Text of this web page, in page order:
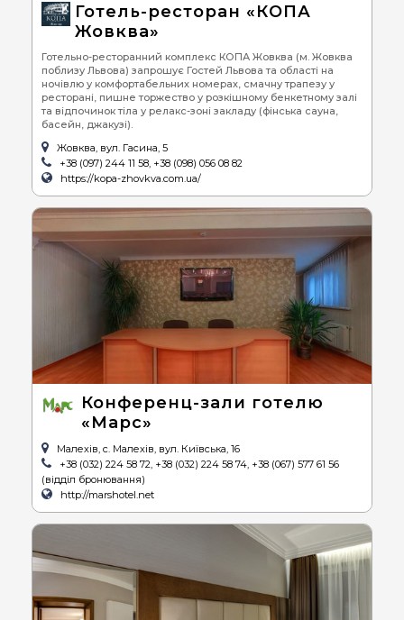
Готель-ресторан «КОПА
Жовква»
Готельно-ресторанний комплекс КОПА Жовква (м. Жовква
поблизу Львова) запрошує Гостей Львова та області на
ночівлю у комфортабельних номерах, смачну трапезу у
ресторані, пишне торжество у розкішному бенкетному залі
та відпочинок тіла у релакс-зоні закладу (фінська сауна,
басейн, джакузі).
Жовква, вул. Гасина, 5
+38 (097) 244 11 58, +38 (098) 056 08 82
https://kopa-zhovkva.com.ua/
Конференц-зали готелю
«Марс»
Малехів, с. Малехів, вул. Київська, 16
+38 (032) 224 58 72, +38 (032) 224 58 74, +38 (067) 577 61 56
(відділ бронювання)
http://marshotel.net